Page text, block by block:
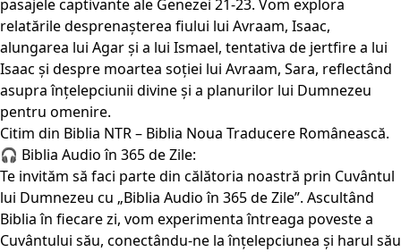
pasajele captivante ale Genezei 21-23. Vom explora
relatările desprenașterea fiului lui Avraam, Isaac,
alungarea lui Agar și a lui Ismael, tentativa de jertfire a lui
Isaac și despre moartea soției lui Avraam, Sara, reflectând
asupra înțelepciunii divine și a planurilor lui Dumnezeu
pentru omenire.
Citim din Biblia NTR – Biblia Noua Traducere Românească.
🎧 Biblia Audio în 365 de Zile:
Te invităm să faci parte din călătoria noastră prin Cuvântul
lui Dumnezeu cu „Biblia Audio în 365 de Zile”. Ascultând
Biblia în fiecare zi, vom experimenta întreaga poveste a
Cuvântului său, conectându-ne la înțelepciunea și harul său